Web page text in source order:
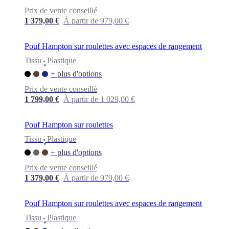
Prix de vente conseillé
1 379,00 € À partir de 979,00 €
Pouf Hampton sur roulettes avec espaces de rangement
Tissu
•
Plastique
+ plus d'options
Prix de vente conseillé
1 799,00 € À partir de 1 029,00 €
Pouf Hampton sur roulettes
Tissu
•
Plastique
+ plus d'options
Prix de vente conseillé
1 379,00 € À partir de 979,00 €
Pouf Hampton sur roulettes avec espaces de rangement
Tissu
•
Plastique